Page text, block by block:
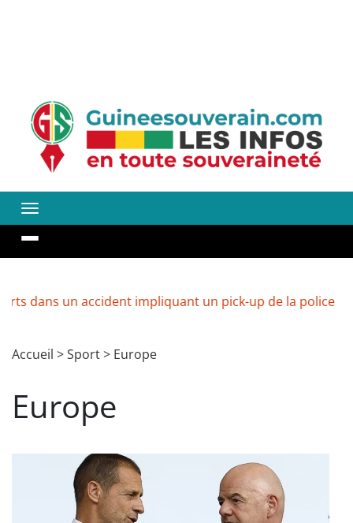
un accident impliquant un pick-up de la police
Accueil >Sport> Europe
Europe